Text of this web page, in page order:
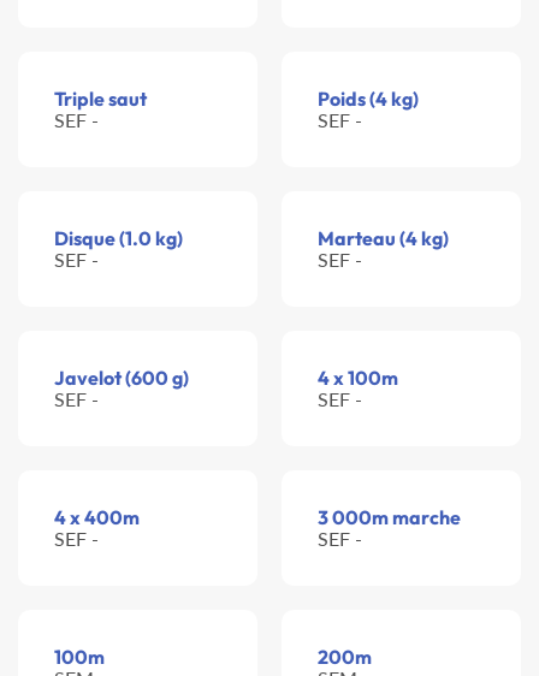
Triple saut
SEF -
Poids (4 kg)
SEF -
Disque (1.0 kg)
SEF -
Marteau (4 kg)
SEF -
Javelot (600 g)
SEF -
4 x 100m
SEF -
4 x 400m
SEF -
3 000m marche
SEF -
100m 200m